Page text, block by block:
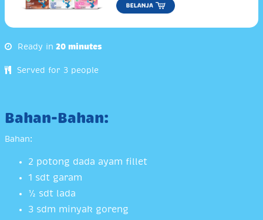
Ready in 20 minutes
Served for 3 people
Bahan-Bahan:
Bahan:
2 potong dada ayam fillet
1 sdt garam
½ sdt lada
3 sdm minyak goreng